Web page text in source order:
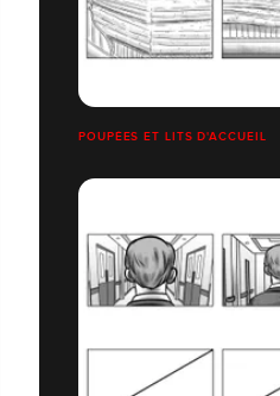
POUPÉES ET LITS D'ACCUEIL